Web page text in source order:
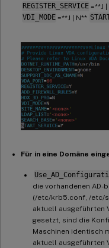
REGISTER_SERVICE =**J
VDI_MODE =**J | N**
Für in eine Domäne
die vorhandenen AD-
(/etc/krb5.conf, /etc/
aktuell ausgeführten
gesetzt, sind die
Maschinen identisch
aktuell ausgeführten